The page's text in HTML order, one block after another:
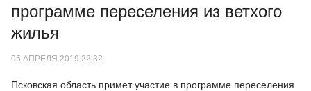
программе переселения из ветхого
жилья
05 АПРЕЛЯ 2019 22:32
Псковская область примет участие в программе переселения